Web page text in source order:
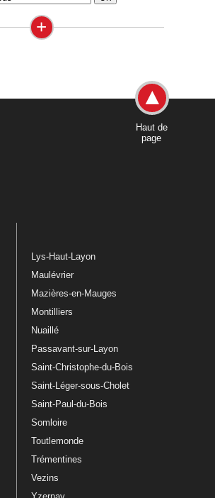
+
Haut de
page
Lys-Haut-Layon
Maulévrier
Mazières-en-Mauges
Montilliers
Nuaillé
Passavant-sur-Layon
Saint-Christophe-du-Bois
Saint-Léger-sous-Cholet
Saint-Paul-du-Bois
Somloire
Toutlemonde
Trémentines
Vezins